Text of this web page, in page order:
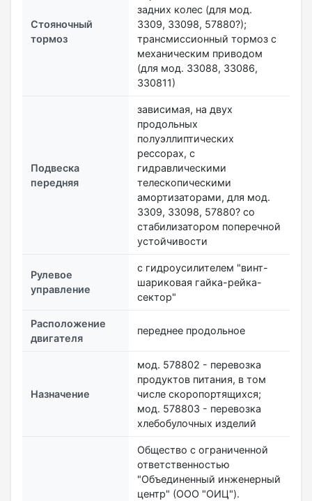
Стояночный
тормоз
задних колес (для мод.
3309, 33098, 57880?);
трансмиссионный тормоз с
механическим приводом
(для мод. 33088, 33086,
330811)
Подвеска
передняя
зависимая, на двух
продольных
полуэллиптических
рессорах, с
гидравлическими
телескопическими
амортизаторами, для мод.
3309, 33098, 57880? со
стабилизатором поперечной
устойчивости
Рулевое
управление
с гидроусилителем "винт-
шариковая гайка-рейка-
сектор"
Расположение
двигателя
переднее продольное
Назначение
мод. 578802 - перевозка
продуктов питания, в том
числе скоропортящихся;
мод. 578803 - перевозка
хлебобулочных изделий
Общество с ограниченной
ответственностью
"Объединенный инженерный
центр" (ООО "ОИЦ").